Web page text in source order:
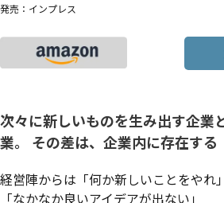
発売：インプレス
次々に新しいものを生み出す企業
業。 その差は、企業内に存在する
経営陣からは「何か新しいことをやれ
「なかなか良いアイデアが出ない」